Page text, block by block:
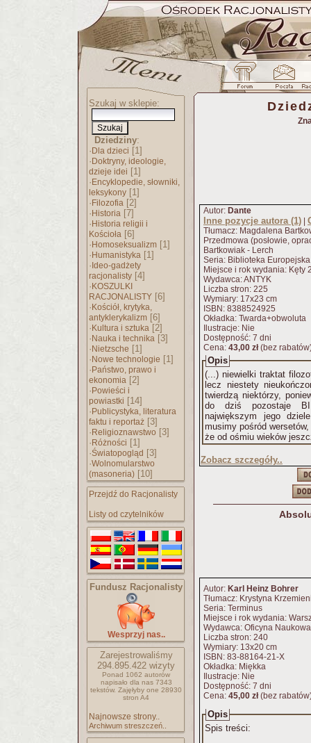
Szukaj w sklepie:
Dziedziny:
· Dla dzieci [1]
· Doktryny, ideologie,
dzieje idei [1]
· Encyklopedie, słowniki,
leksykony [1]
· Filozofia [2]
· Historia [7]
· Historia religii i
Kościoła [6]
· Homoseksualizm [1]
· Humanistyka [1]
· Ideo-gadżety
racjonalisty [4]
· KOSZULKI
RACJONALISTY [6]
· Kościół, krytyka,
antyklerykalizm [6]
· Kultura i sztuka [2]
· Nauka i technika [3]
· Nietzsche [1]
· Nowe technologie [1]
· Państwo, prawo i
ekonomia [2]
· Powieści i
powiastki [14]
· Publicystyka, literatura
faktu i reportaż [3]
· Religioznawstwo [3]
· Różności [1]
·Światopogląd [3]
·Wolnomularstwo
(masoneria) [10]
Przejdź do Racjonalisty
Listy od czytelników
Fundusz Racjonalisty
Wesprzyj nas..
Zarejestrowaliśmy
294.895.422 wizyty
Ponad 1062 autorów
napisało dla nas 7343
tekstów. Zajęłyby one 28930
stron A4
Najnowsze strony..
Archiwum streszczeń..
Autor: Dante
Inne pozycje autora (1)
Tłumacz: Magdalena
Przedmowa (posłowie,
Bartkowiak - Lerch
Seria: Biblioteka Europejska
Miejsce i rok wydania: Kęty
Wydawca: ANTYK
Liczba stron: 225
Wymiary: 17x23 cm
ISBN: 8388524925
Okładka: Twarda+obwoluta
Ilustracje: Nie
Dostępność: 7 dni
Cena: 43,00 zł(bez
Opis
(...) niewielki traktat
lecz niestety
twierdzą niektórzy,
do dziś pozostaje
największym jego
musimy pośród
że od ośmiu wieków
Zobacz szczegóły..
Autor: Karl Heinz Bohrer
Tłumacz: Krystyna
Seria: Terminus
Miejsce i rok wydania:
Wydawca: Oficyna Naukowa
Liczba stron: 240
Wymiary: 13x20 cm
ISBN: 83-88164-21-X
Okładka: Miękka
Ilustracje: Nie
Dostępność: 7 dni
Cena: 45,00 zł(bez
Opis
Spis treści: